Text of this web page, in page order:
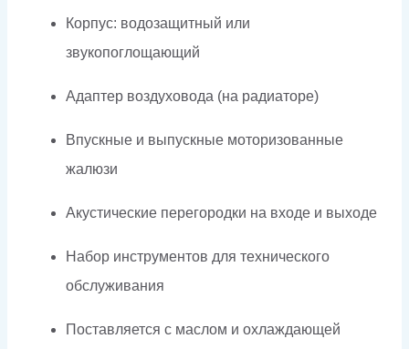
Корпус: водозащитный или
звукопоглощающий
Адаптер воздуховода (на радиаторе)
Впускные и выпускные моторизованные
жалюзи
Акустические перегородки на входе и выходе
Набор инструментов для технического
обслуживания
Поставляется с маслом и охлаждающей